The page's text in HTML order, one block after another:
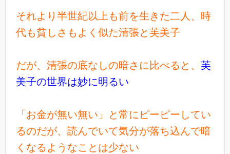
それより半世紀以上も前を生きた二人、時
代も貧しさもよく似た清張と芙美子
だが、清張の底なしの暗さに比べると、 芙
美子の世界は妙に明るい
「お金が無い無い」と常にピーピーしてい
るのだが、読んでいて気分が落ち込んで暗
くなるようなことは少ない